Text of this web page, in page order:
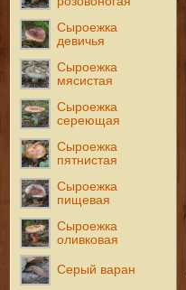
Сыроежка
девичья
Сыроежка
мясистая
Сыроежка
сереющая
Сыроежка
пятнистая
Сыроежка
пищевая
Сыроежка
оливковая
Серый варан